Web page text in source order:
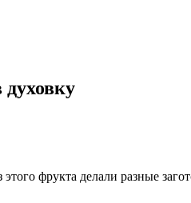
фрукта делали разные